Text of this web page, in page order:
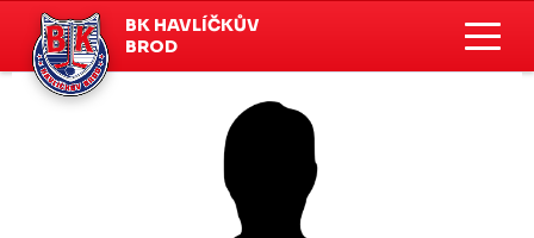
BK HAVLÍČKŮV
BROD